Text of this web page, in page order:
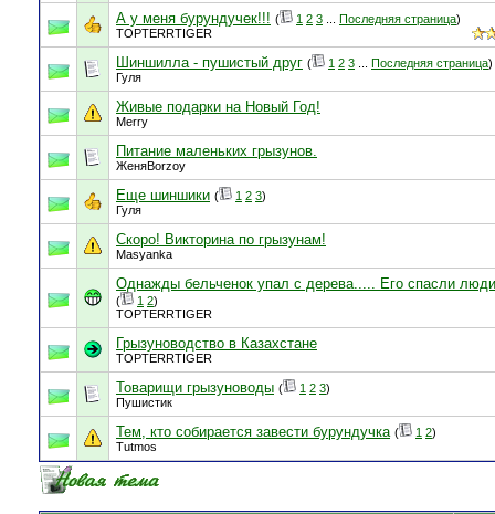
А у меня бурундучек!!! ( 1 2 3 Последняя страница)
TOPTERRTIGER
Шиншилла - пушистый друг ( 1 2 3 Последняя страница)
Гуля
Живые подарки на Новый Год!
Merry
Питание маленьких грызунов.
ЖеняBorzoy
Еще шиншики ( 1 2 3)
Гуля
Скоро! Викторина по грызунам!
Masyanka
Однажды бельченок упал с дерева..... Его спасли
( 1 2)
TOPTERRTIGER
Грызуноводство в Казахстане
TOPTERRTIGER
Товарищи грызуноводы ( 1 2 3)
Пушистик
Тем, кто собирается завести бурундучка ( 1 2)
Tutmos